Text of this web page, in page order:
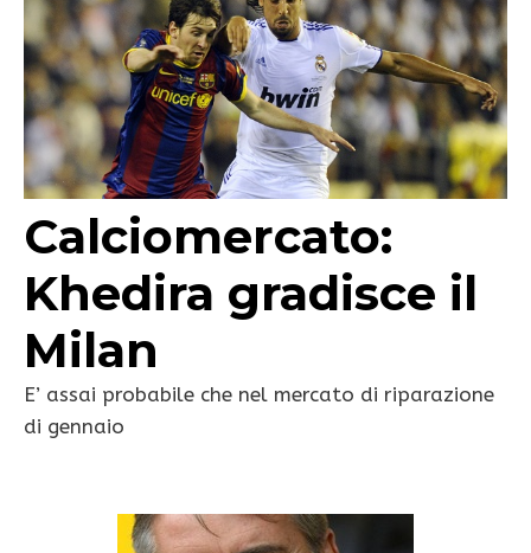
Calciomercato:
Khedira gradisce il
Milan
E’ assai probabile che nel mercato di riparazione
di gennaio